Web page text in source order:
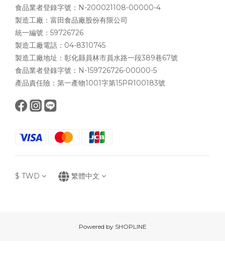
食品業者登錄字號：N-200021108-00000-4
製造工廠：富田食品廠股份有限公司
統一編號：59726726
製造工廠電話：04-8310745
製造工廠地址：彰化縣員林市員水路一段389巷67號
食品業者登錄字號：N-159726726-00000-5
產品責任險：第一產物1001字第15PR100183號
$ TWD 繁體中文
Powered by SHOPLINE